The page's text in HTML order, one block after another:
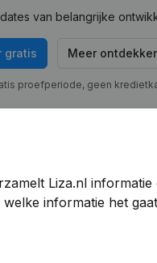
van belangrijke
gratis Meer
proefperiode, geen
Liza.nl
informatie het